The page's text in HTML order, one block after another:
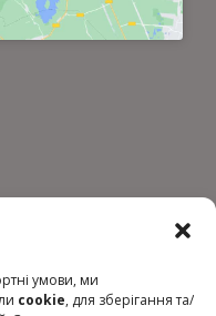
умови, ми
cookie, для зберігання та/